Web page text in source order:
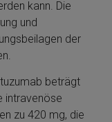
kann. Die
und
der
beträgt
intravenöse
zu 420 mg, die